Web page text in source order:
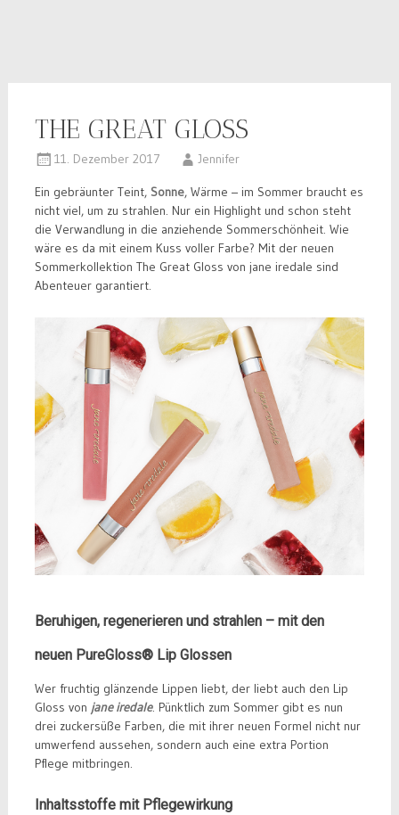
THE GREAT GLOSS
11. Dezember 2017 Jennifer
Ein gebräunter Teint, Sonne, Wärme – im Sommer braucht es
nicht viel, um zu strahlen. Nur ein Highlight und schon steht
die Verwandlung in die anziehende Sommerschönheit. Wie
wäre es da mit einem Kuss voller Farbe? Mit der neuen
Sommerkollektion The Great Gloss von jane iredale sind
Abenteuer garantiert.
Beruhigen, regenerieren und strahlen – mit den
neuen PureGloss® Lip Glossen
Wer fruchtig glänzende Lippen liebt, der liebt auch den Lip
Gloss von jane iredale. Pünktlich zum Sommer gibt es nun
drei zuckersüße Farben, die mit ihrer neuen Formel nicht nur
umwerfend aussehen, sondern auch eine extra Portion
Pflege mitbringen.
Inhaltsstoffe mit Pflegewirkung